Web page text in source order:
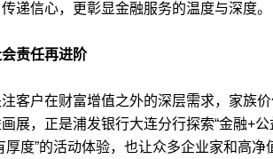
递信心，更彰显金融服务的温度与深度。
责任再进阶
户在财富增值之外的深层需求，家族价
展，正是浦发银行大连分行探索“金融+公
度”的活动体验，也让众多企业家和高净